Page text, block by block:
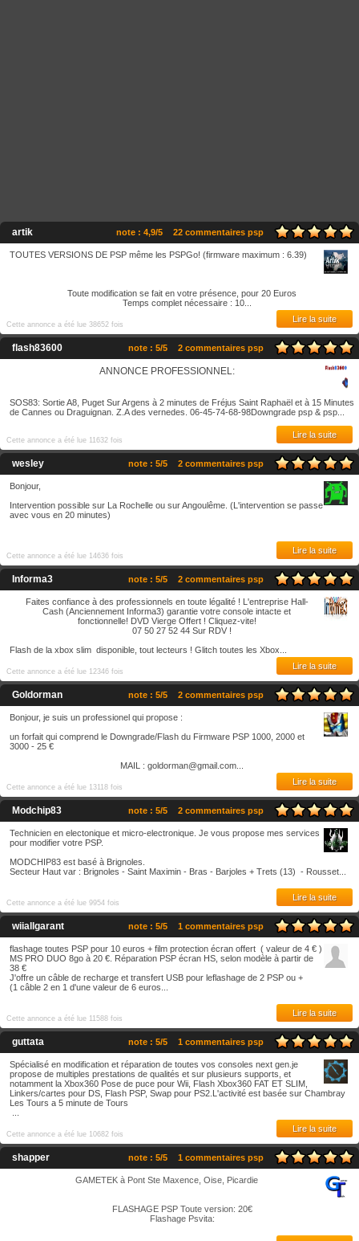
artik 22 commentaires psp
note : 4,9/5
TOUTES VERSIONS DE PSP même les PSPGo! (firmware maximum : 6.39)
Toute modification se fait en votre présence, pour 20 Euros
Temps complet nécessaire : 10...
Cette annonce a été lue 38652 fois
Lire la suite
flash83600 2 commentaires psp
note : 5/5
ANNONCE PROFESSIONNEL:
SOS83: Sortie A8, Puget Sur Argens à 2 minutes de Fréjus Saint Raphaël et à 15 Minutes
de Cannes ou Draguignan. Z.A des vernedes. 06-45-74-68-98Downgrade psp & psp...
Cette annonce a été lue 11632 fois
Lire la suite
wesley 2 commentaires psp
note : 5/5
Bonjour,
Intervention possible sur La Rochelle ou sur Angoulême. (L'intervention se passe
avec vous en 20 minutes)
Cette annonce a été lue 14636 fois
Lire la suite
Informa3 2 commentaires psp
note : 5/5
Faites confiance à des professionnels en toute légalité ! L'entreprise Hall-
Cash (Anciennement Informa3) garantie votre console intacte et
fonctionnelle! DVD Vierge Offert ! Cliquez-vite!
07 50 27 52 44 Sur RDV !
Flash de la xbox slim disponible, tout lecteurs ! Glitch toutes les Xbox...
Cette annonce a été lue 12346 fois
Lire la suite
Goldorman 2 commentaires psp
note : 5/5
Bonjour, je suis un professionel qui propose :
un forfait qui comprend le Downgrade/Flash du Firmware PSP 1000, 2000 et
3000 - 25 €
MAIL : goldorman@gmail.com...
Cette annonce a été lue 13118 fois
Lire la suite
Modchip83 2 commentaires psp
note : 5/5
Technicien en electonique et micro-electronique. Je vous propose mes services
pour modifier votre PSP.
MODCHIP83 est basé à Brignoles.
Secteur Haut var : Brignoles - Saint Maximin - Bras - Barjoles + Trets (13) - Rousset...
Cette annonce a été lue 9954 fois
Lire la suite
wiiallgarant 1 commentaires psp
note : 5/5
flashage toutes PSP pour 10 euros + film protection écran offert ( valeur de 4 € )
MS PRO DUO 8go à 20 €. Réparation PSP écran HS, selon modèle à partir de
38 €
J'offre un câble de recharge et transfert USB pour leflashage de 2 PSP ou +
(1 câble 2 en 1 d'une valeur de 6 euros...
Cette annonce a été lue 11588 fois
Lire la suite
guttata 1 commentaires psp
note : 5/5
Spécialisé en modification et réparation de toutes vos consoles next gen.je
propose de multiples prestations de qualités et sur plusieurs supports, et
notamment la Xbox360 Pose de puce pour Wii, Flash Xbox360 FAT ET SLIM,
Linkers/cartes pour DS, Flash PSP, Swap pour PS2.L'activité est basée sur Chambray
Les Tours a 5 minute de Tours
Cette annonce a été lue 10682 fois
Lire la suite
shapper 1 commentaires psp
note : 5/5
GAMETEK à Pont Ste Maxence, Oise, Picardie
FLASHAGE PSP Toute version: 20€
Flashage Psvita: